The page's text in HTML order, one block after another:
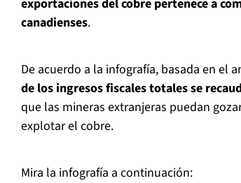
exportaciones del cobre pertenece a
canadienses.
De acuerdo a la infografía, basada en el
de los ingresos fiscales totales se
que las mineras extranjeras puedan
explotar el cobre.
Mira la infografía a continuación: